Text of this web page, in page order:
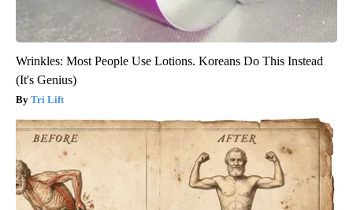
Wrinkles: Most People Use Lotions. Koreans Do This Instead
(It's Genius)
Tri Lift